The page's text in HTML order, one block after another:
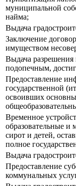
муниципальной
найма;
Выдача
Заключение
имуществом
Выдача разрешения
подопечным,
Предоставление
государственной
освоивших
Временное
образовательные и
сирот и детей,
полное
Выдача
Предоставление
коммунальных